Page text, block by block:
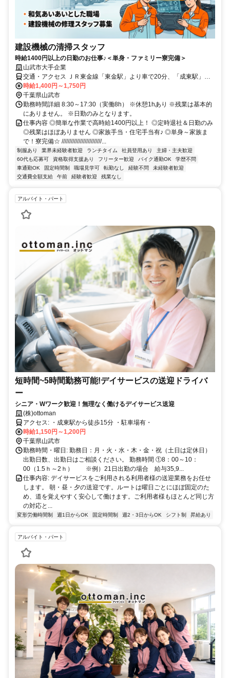
建設機械の清掃スタッフ
時給1400円以上の日勤のお仕事♪＜単身・ファミリー寮完備＞
山武市大手企業
交通・アクセス ＪＲ東金線「東金駅」より車で20分、「成東駅」か
らは車で15分 ※車通勤可
時給1,400円～1,750円
千葉県山武市
勤務時間詳細 8:30～17:30（実働8h） ※休憩1hあり ※残業は基本的
にありません。 ※日勤のみとなります。
仕事内容 ◎簡単な作業で高時給1400円以上！ ◎定時退社＆日勤のみ
◎残業はほぼありません ◎家族手当・住宅手当有♪ ◎単身～家族ま
で！寮完備☆ //////////////////////////...
制服あり 業界未経験者歓迎 ランチタイム 社員登用あり
主婦・主夫歓迎
60代も応募可
資格取得支援あり フリーター歓迎 バイク通勤OK
学歴不問
車通勤OK
固定時間制 職場見学可 転勤なし 経験不問
未経験者歓迎
交通費全額支給
午前 経験者歓迎 残業なし
アルバイト・パート
短時間~5時間勤務可能!デイサービスの送迎ドライバ
ー
シニア・Wワーク歓迎！無理なく働けるデイサービス送迎
(株)ottoman
アクセス: ・成東駅から徒歩15分 ・駐車場有・
時給1,150円～1,200円
千葉県山武市
勤務時間・曜日: 勤務日：月・火・水・木・金・祝（土日は定休日）
出勤日数、出勤日はご相談ください。 勤務時間 ①8：00～10：
00（1.5ｈ～2ｈ） ※例）21日出勤の場合 給与35,9...
仕事内容: デイサービスをご利用される利用者様の送迎業務をお任せ
します。 朝・昼・夕の送迎です。ルートは曜日ごとにほぼ固定のた
め、道を覚えやすく安心して働けます。ご利用者様もほとんど同じ方
の対応と...
変形労働時間制 週1日からOK 固定時間制 週2・3日からOK シフト制 昇給あり
アルバイト・パート